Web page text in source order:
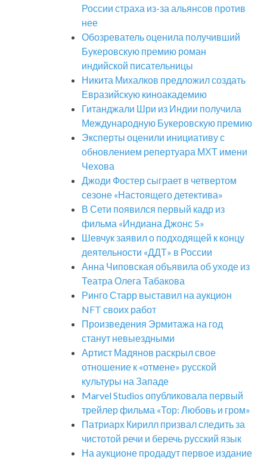
России страха из-за альянсов против
нее
Обозреватель оценила получивший
Букеровскую премию роман
индийской писательницы
Никита Михалков предложил создать
Евразийскую киноакадемию
Гитанджали Шри из Индии получила
Международную Букеровскую премию
Эксперты оценили инициативу с
обновлением репертуара МХТ имени
Чехова
Джоди Фостер сыграет в четвертом
сезоне «Настоящего детектива»
В Сети появился первый кадр из
фильма «Индиана Джонс 5»
Шевчук заявил о подходящей к концу
деятельности «ДДТ» в России
Анна Чиповская объявила об уходе из
Театра Олега Табакова
Ринго Старр выставил на аукцион
NFT своих работ
Произведения Эрмитажа на год
станут невыездными
Артист Мадянов раскрыл свое
отношение к «отмене» русской
культуры на Западе
Marvel Studios опубликовала первый
трейлер фильма «Тор: Любовь и гром»
Патриарх Кирилл призвал следить за
чистотой речи и беречь русский язык
На аукционе продадут первое издание